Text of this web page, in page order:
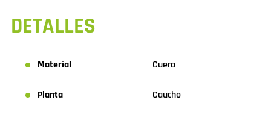
estilo que solo los botines de cuero para hombre pueden
ofrecer."
DETALLES
Material Cuero
Planta Caucho